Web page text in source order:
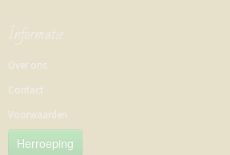
Informatie
Over ons
Contact
Voorwaarden
Herroeping